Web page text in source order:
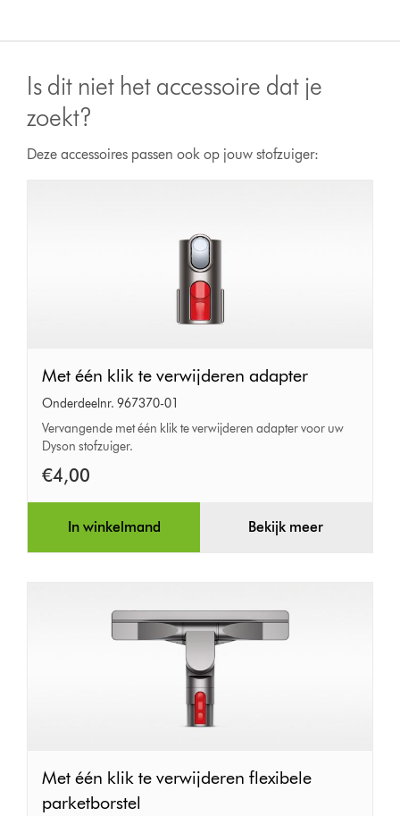
Is dit niet het accessoire dat je
zoekt?
Deze accessoires passen ook op jouw stofzuiger:
Met
één
klik
te
verwijderen
adapter
Met één klik te verwijderen adapter
Onderdeelnr. 967370-01
Vervangende met één klik te verwijderen adapter voor uw
Dyson stofzuiger.
€4,00
In winkelmand Bekijk meer
Met
één
Met één klik te verwijderen flexibele
parketborstel